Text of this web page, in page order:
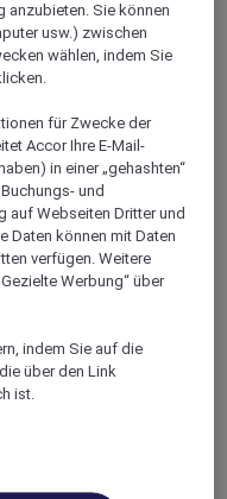
anzubieten. Sie können
usw.) zwischen
wählen, indem Sie
für Zwecke der
Accor Ihre E-Mail-
in einer „gehashten“
und
auf Webseiten Dritter und
Daten können mit Daten
verfügen. Weitere
Werbung“ über
indem Sie auf die
über den Link
ist.